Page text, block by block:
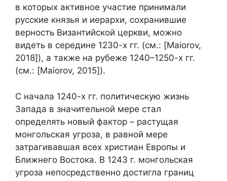
в которых активное участие принимали
русские князья и иерархи, сохранившие
верность Византийской церкви, можно
видеть в середине 1230-х гг. (см.: [Maiorov,
2018]), а также на рубеже 1240–1250-х гг.
(см.: [Maiorov, 2015]).
С начала 1240-х гг. политическую жизнь
Запада в значительной мере стал
определять новый фактор – растущая
монгольская угроза, в равной мере
затрагивавшая всех христиан Европы и
Ближнего Востока. В 1243 г. монгольская
угроза непосредственно достигла границ